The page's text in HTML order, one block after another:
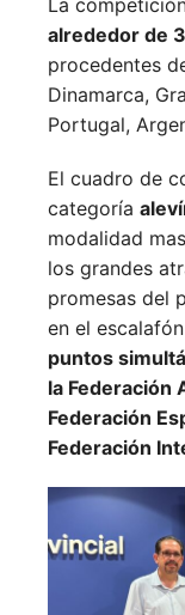
alrededor de
procedentes
Dinamarca,
Portugal,
El cuadro de
categoría
modalidad
los grandes
promesas del
en el
puntos
la Federación
Federación
Federación